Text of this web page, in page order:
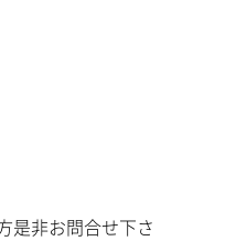
是非お問合せ下さ